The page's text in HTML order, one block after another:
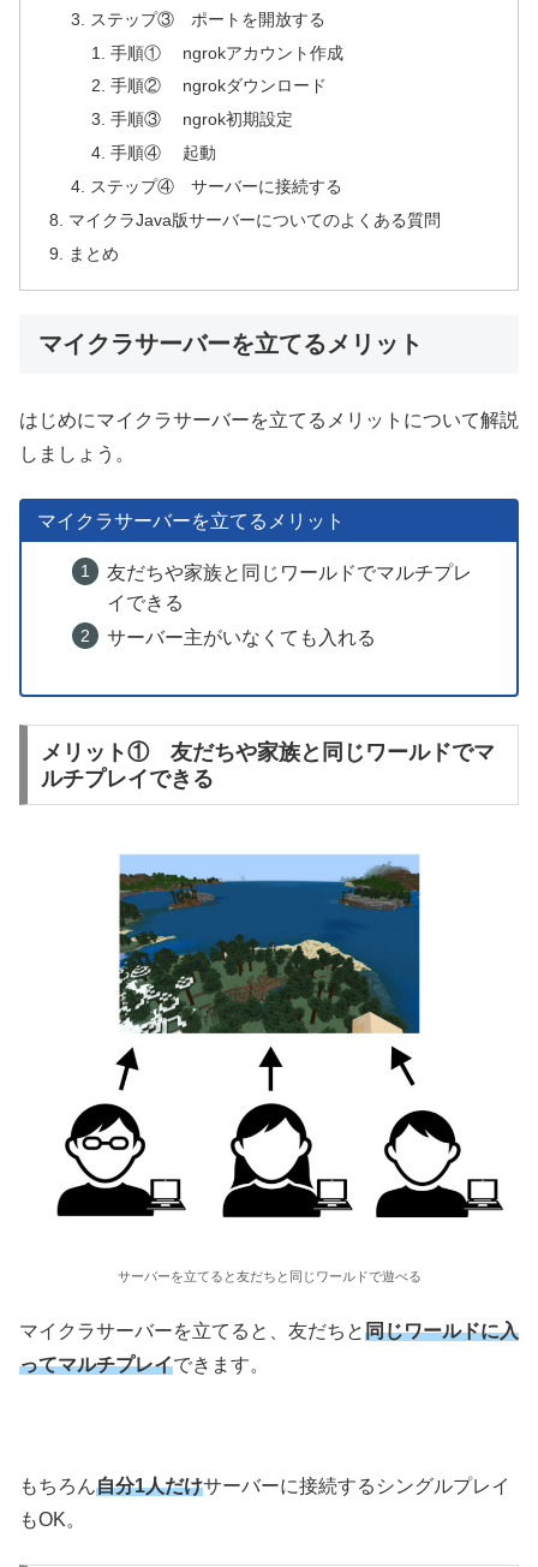
ステップ③ ポートを開放する
手順① ngrokアカウント作成
手順② ngrokダウンロード
手順③ ngrok初期設定
手順④ 起動
ステップ④ サーバーに接続する
マイクラJava版サーバーについてのよくある質問
まとめ
マイクラサーバーを立てるメリット
はじめにマイクラサーバーを立てるメリットについて解説
しましょう。
マイクラサーバーを立てるメリット
友だちや家族と同じワールドでマルチプレ
イできる
サーバー主がいなくても入れる
メリット① 友だちや家族と同じワールドでマ
ルチプレイできる
サーバーを立てると友だちと同じワールドで遊べる
マイクラサーバーを立てると、友だちと同じワールドに入
ってマルチプレイできます。
もちろん自分1人だけサーバーに接続するシングルプレイ
もOK。